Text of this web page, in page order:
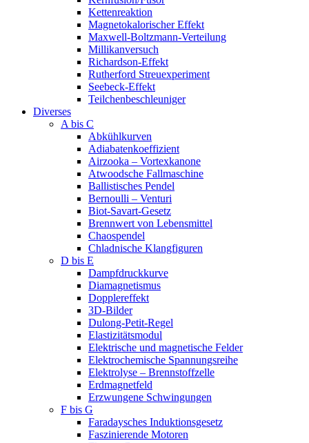
Kettenreaktion
Magnetokalorischer Effekt
Maxwell-Boltzmann-Verteilung
Millikanversuch
Richardson-Effekt
Rutherford Streuexperiment
Seebeck-Effekt
Teilchenbeschleuniger
Diverses
A bis C
Abkühlkurven
Adiabatenkoeffizient
Airzooka – Vortexkanone
Atwoodsche Fallmaschine
Ballistisches Pendel
Bernoulli – Venturi
Biot-Savart-Gesetz
Brennwert von Lebensmittel
Chaospendel
Chladnische Klangfiguren
D bis E
Dampfdruckkurve
Diamagnetismus
Dopplereffekt
3D-Bilder
Dulong-Petit-Regel
Elastizitätsmodul
Elektrische und magnetische Felder
Elektrochemische Spannungsreihe
Elektrolyse – Brennstoffzelle
Erdmagnetfeld
Erzwungene Schwingungen
F bis G
Faradaysches Induktionsgesetz
Faszinierende Motoren